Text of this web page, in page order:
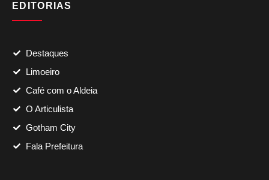
EDITORIAS
Destaques
Limoeiro
Café com o Aldeia
O Articulista
Gotham City
Fala Prefeitura